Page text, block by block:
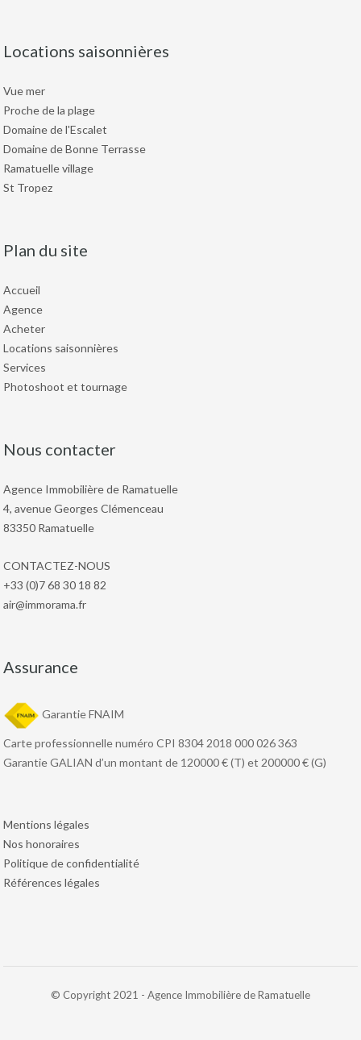
Locations saisonnières
Vue mer
Proche de la plage
Domaine de l'Escalet
Domaine de Bonne Terrasse
Ramatuelle village
St Tropez
Plan du site
Accueil
Agence
Acheter
Locations saisonnières
Services
Photoshoot et tournage
Nous contacter
Agence Immobilière de Ramatuelle
4, avenue Georges Clémenceau
83350 Ramatuelle
CONTACTEZ-NOUS
+33 (0)7 68 30 18 82
air@immorama.fr
Assurance
Garantie FNAIM
Carte professionnelle numéro CPI 8304 2018 000 026 363
Garantie GALIAN d’un montant de 120000 € (T) et 200000 € (G)
Mentions légales
Nos honoraires
Politique de confidentialité
Références légales
© Copyright 2021 - Agence Immobilière de Ramatuelle